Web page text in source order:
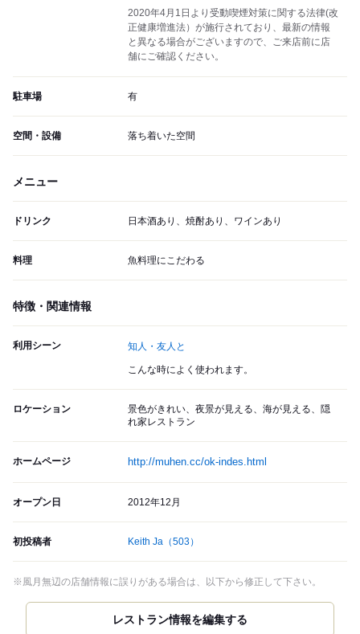
2020年4月1日より受動喫煙対策に関する法律(改
正健康増進法）が施行されており、最新の情報
と異なる場合がございますので、ご来店前に店
舗にご確認ください。
駐車場 有
空間・設備 落ち着いた空間
メニュー
ドリンク 日本酒あり、焼酎あり、ワインあり
料理 魚料理にこだわる
特徴・関連情報
利用シーン 知人・友人と
こんな時によく使われます。
ロケーション
景色がきれい、夜景が見える、海が見える、隠
れ家レストラン
ホームページ http://muhen.cc/ok-indes.html
オープン日 2012年12月
初投稿者 Keith Ja （503）
※風月無辺の店舗情報に誤りがある場合は、以下から修正して下さい。